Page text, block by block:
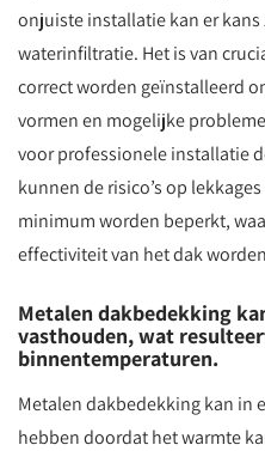
onjuiste installatie kan er kans
waterinfiltratie. Het is van
correct worden geïnstalleerd
vormen en mogelijke
voor professionele installatie
kunnen de risico’s op
minimum worden beperkt,
effectiviteit van het dak
Metalen dakbedekking
vasthouden, wat
binnentemperaturen.
Metalen dakbedekking kan in
hebben doordat het warmte